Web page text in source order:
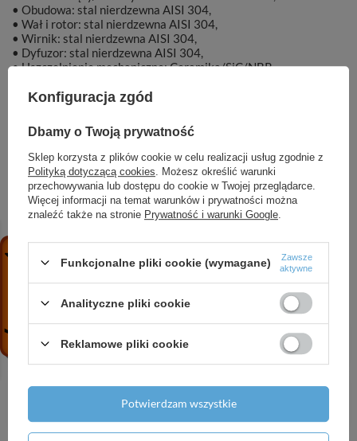
• Obudowa: stal nierdzewna AISI 304,
• Wał i rotor: stal nierdzewna AISI 304,
• Wirnik: stal nierdzewna AISI 304,
• Dyfuzor: stal nierdzewna AISI 304,
• Uszczelnienie mechaniczne: Ceramika/SiC/NBR,
Marka DAMBAT
Symbol KAT00791
ZOBACZ RÓWNIEŻ
LIRA 1300 pompa zatapialna do ścieków
639,46 zł / szt.
6 SPINOX 30-19 (18,55 kW, 400 V) pompa
głębinowa z silnikiem wodnym IPRO
13 579,74 zł / szt.
Konfiguracja zgód
Dbamy o Twoją prywatność
Sklep korzysta z plików cookie w celu realizacji usług zgodnie z
Polityką dotyczącą cookies . Możesz określić warunki
przechowywania lub dostępu do cookie w Twojej przeglądarce.
Więcej informacji na temat warunków i prywatności można
znaleźć także na stronie Prywatność i warunki Google
Funkcjonalne pliki cookie (wymagane)
Zawsze
aktywne
Analityczne pliki cookie
Reklamowe pliki cookie
Potwierdzam wszystkie